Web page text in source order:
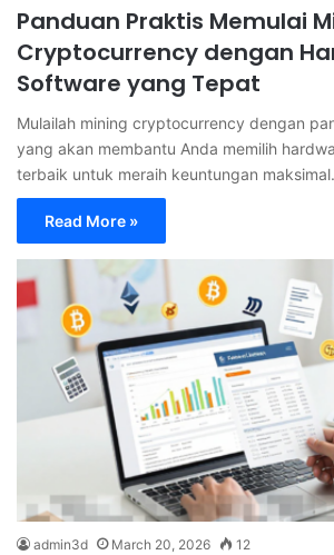
Panduan Praktis Memulai
Cryptocurrency dengan
Software yang Tepat
Mulailah mining cryptocurrency dengan
yang akan membantu Anda memilih
terbaik untuk meraih keuntungan maksimal.
Read More »
admin3d March 20, 2026 12